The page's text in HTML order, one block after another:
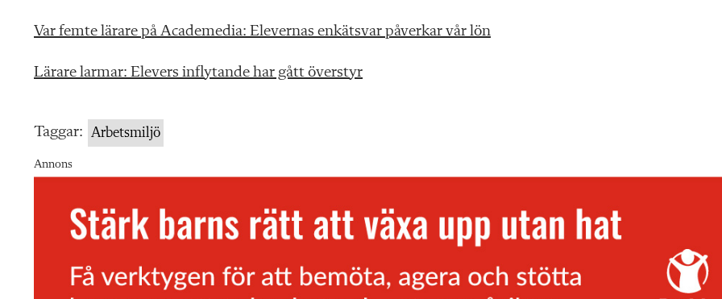
Var femte lärare på Academedia: Elevernas enkätsvar påverkar vår lön
Lärare larmar: Elevers inflytande har gått överstyr
Taggar: Arbetsmiljö
Annons